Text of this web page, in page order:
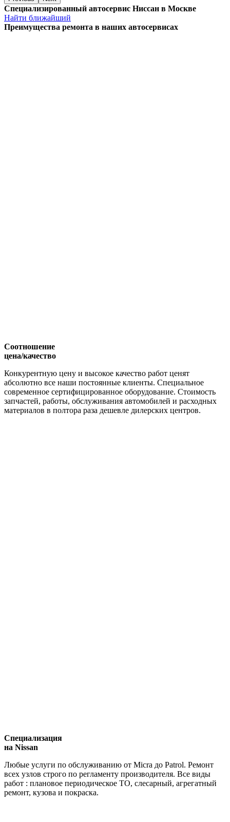
Специализированный автосервис Ниссан в Москве
Найти ближайший
Преимущества ремонта в наших автосервисах
Соотношение
цена/качество
Конкурентную цену и высокое качество работ ценят
абсолютно все наши постоянные клиенты. Специальное
современное сертифицированное оборудование. Стоимость
запчастей, работы, обслуживания автомобилей и расходных
материалов в полтора раза дешевле дилерских центров.
Специализация
на Nissan
Любые услуги по обслуживанию от Micra до Patrol. Ремонт
всех узлов строго по регламенту производителя. Все виды
работ : плановое периодическое ТО, слесарный, агрегатный
ремонт, кузова и покраска.